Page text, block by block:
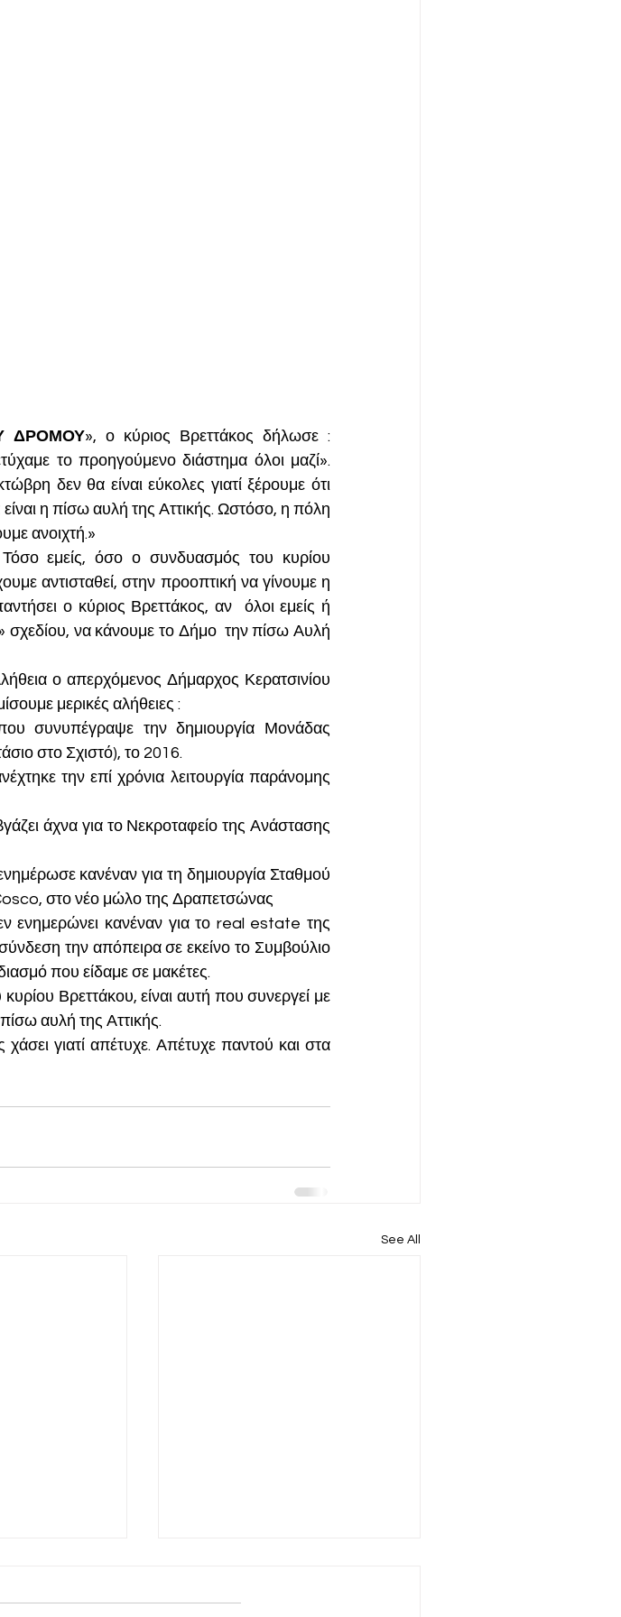
ΔΡΟΜΟΥ», ο κύριος Βρεττάκος δήλωσε :
το προηγούμενο διάστημα όλοι μαζί».
δεν θα είναι εύκολες γιατί ξέρουμε ότι
η πίσω αυλή της Αττικής. Ωστόσο, η πόλη
ανοιχτή.»
εμείς, όσο ο συνδυασμός του κυρίου
αντισταθεί, στην προοπτική να γίνουμε η
ο κύριος Βρεττάκος, αν  όλοι εμείς ή
σχεδίου, να κάνουμε το Δήμο  την πίσω Αυλή
ο απερχόμενος Δήμαρχος Κερατσινίου
μερικές αλήθειες :
συνυπέγραψε την δημιουργία Μονάδας
στο Σχιστό), το 2016.
την επί χρόνια λειτουργία παράνομης
άχνα για το Νεκροταφείο της Ανάστασης
κανέναν για τη δημιουργία Σταθμού
στο νέο μώλο της Δραπετσώνας
ενημερώνει κανέναν για το real estate της
την απόπειρα σε εκείνο το Συμβούλιο
που είδαμε σε μακέτες.
Βρεττάκου, είναι αυτή που συνεργεί με
αυλή της Αττικής.
χάσει γιατί απέτυχε. Απέτυχε παντού και στα
See All